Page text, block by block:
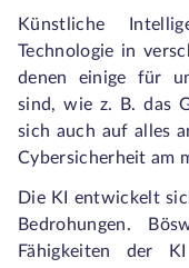
Künstliche
Technologie in
denen einige für
sind, wie z. B. das
sich auch auf alles
Cybersicherheit am
Die KI entwickelt
Bedrohungen.
Fähigkeiten der